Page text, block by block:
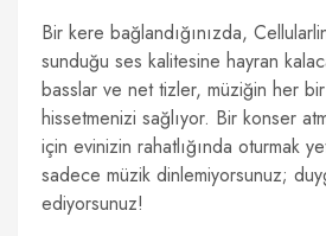
Bir kere bağlandığınızda,
sunduğu ses kalitesine hayran
basslar ve net tizler, müziğin her bir
hissetmenizi sağlıyor. Bir konser
için evinizin rahatlığında oturmak
sadece müzik dinlemiyorsunuz;
ediyorsunuz!